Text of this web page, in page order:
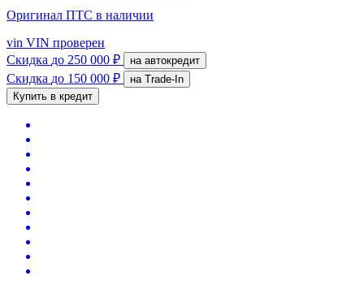
Оригинал ПТС в наличии
vin VIN проверен
Скидка до 250 000 ₽ на автокредит
Скидка до 150 000 ₽
на Trade-In
Купить в кредит